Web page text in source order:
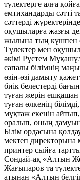
түлектерге алға
емтихандарды сәтті
сәттерді
оқушыларға жазғы
жылына тың күшпен
Түлектер мен
әкімі Рүстем
сапалы білімнің
өзін-өзі дамыту
биік белестерді
туған жерін
туған өлкенің
мұқтаж екенін
оралып, оның
Білім ордасына
мектеп директорына
принтер сыйға
Сондай-ақ «Алтын
Жағыпаров та
атынан «Алтын